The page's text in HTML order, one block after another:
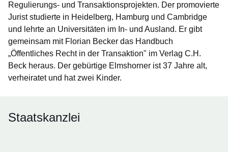
Regulierungs- und Transaktionsprojekten. Der promovierte
Jurist studierte in Heidelberg, Hamburg und Cambridge
und lehrte an Universitäten im In- und Ausland. Er gibt
gemeinsam mit Florian Becker das Handbuch
„Öffentliches Recht in der Transaktion" im Verlag C.H.
Beck heraus. Der gebürtige Elmshorner ist 37 Jahre alt,
verheiratet und hat zwei Kinder.
Staatskanzlei